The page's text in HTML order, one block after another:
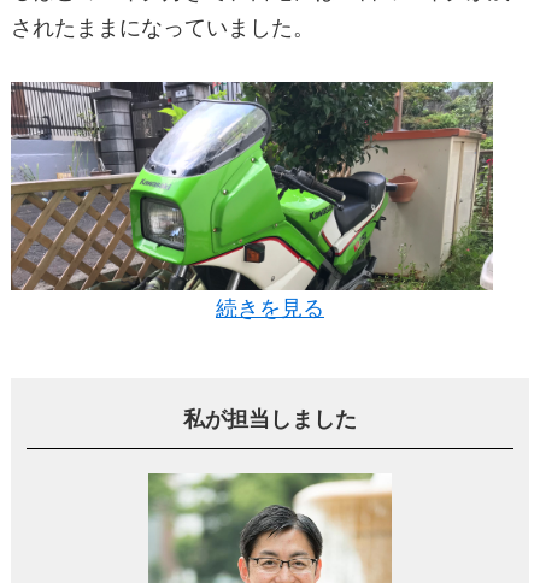
されたままになっていました。
中村さんのように家を売却しようと思っても、両
親、家族の遺品や荷物・家具の整理ができないとお
続きを見る
私が担当しました